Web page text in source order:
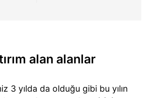
alan alanlar
3 yılda da olduğu gibi bu yılın